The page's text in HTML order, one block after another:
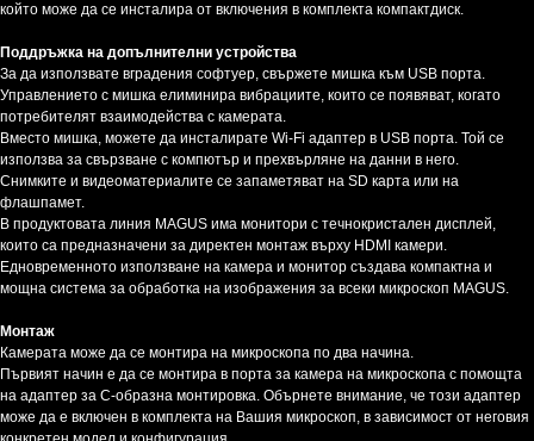
който може да се инсталира от включения в комплекта компактдиск.
Поддръжка на допълнителни устройства
За да използвате вградения софтуер, свържете мишка към USB порта.
Управлението с мишка елиминира вибрациите, които се появяват, когато
потребителят взаимодейства с камерата.
Вместо мишка, можете да инсталирате Wi-Fi адаптер в USB порта. Той се
използва за свързване с компютър и прехвърляне на данни в него.
Снимките и видеоматериалите се запаметяват на SD карта или на
флашпамет.
В продуктовата линия MAGUS има монитори с течнокристален дисплей,
които са предназначени за директен монтаж върху HDMI камери.
Едновременното използване на камера и монитор създава компактна и
мощна система за обработка на изображения за всеки микроскоп MAGUS.
Монтаж
Камерата може да се монтира на микроскопа по два начина.
Първият начин е да се монтира в порта за камера на микроскопа с помощта
на адаптер за С-образна монтировка. Обърнете внимание, че този адаптер
може да е включен в комплекта на Вашия микроскоп, в зависимост от неговия